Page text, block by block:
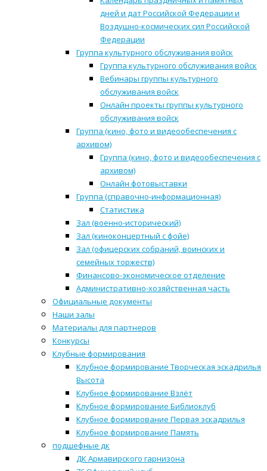
дней и дат Российской Федерации и
Воздушно-космических сил Российской
Федерации
Группа культурного обслуживания войск
Группа культурного обслуживания войск
Вебинары группы культурного
обслуживания войск
Онлайн проекты группы культурного
обслуживания войск
Группа (кино, фото и видеообеспечения с
архивом)
Группа (кино, фото и видеообеспечения с
архивом)
Онлайн фотовыставки
Группа (справочно-информационная)
Статистика
Зал (военно-исторический)
Зал (киноконцертный с фойе)
Зал (офицерских собраний, воинских и
семейных торжеств)
Финансово-экономическое отделение
Административно-хозяйственная часть
Официальные документы
Наши залы
Материалы для партнеров
Конкурсы
Клубные формирования
Клубное формирование Творческая эскадрилья
Высота
Клубное формирование Взлёт
Клубное формирование Библиоклуб
Клубное формирование Первая эскадрилья
Клубное формирование Память
подшефные дк
ДК Армавирского гарнизона